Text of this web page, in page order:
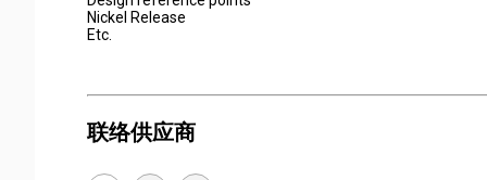
Nickel Release
Etc.
联络供应商